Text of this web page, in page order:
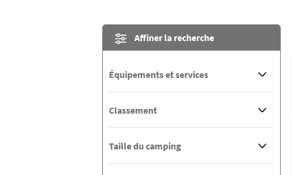
Affiner la recherche
Équipements et services
Classement
Taille du camping